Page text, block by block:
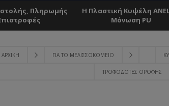
Πληρωμής
Η Πλαστική Κυψέλη
Μόνωση PU
ΑΡΧΙΚΉ ΓΙΑ ΤΟ ΜΕΛΙΣΣΟΚΟΜΕΊΟ
ΤΡΟΦΟΔΌΤΕΣ ΟΡΟΦΉΣ